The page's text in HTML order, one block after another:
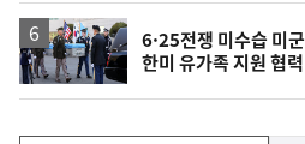
6·25전쟁 미수습 미
한미 유가족 지원 협력